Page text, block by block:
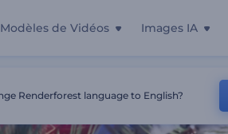
Modèles de Vidéos Images IA
Renderforest language to English?